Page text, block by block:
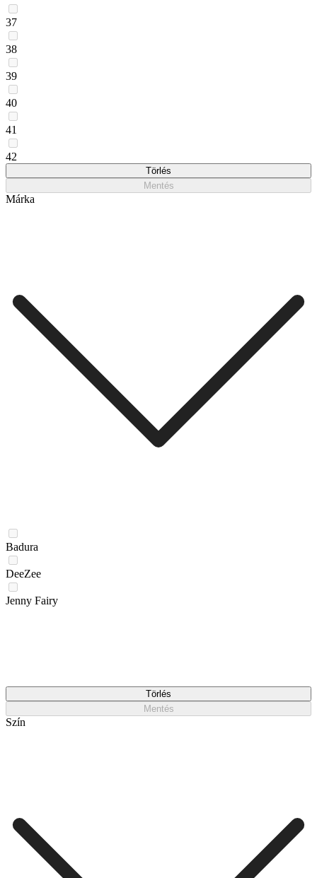
37
38
39
40
41
42
Törlés
Mentés
Márka
Badura
DeeZee
Jenny Fairy
Törlés
Mentés
Szín